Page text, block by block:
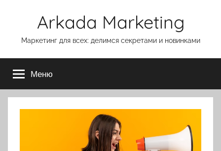
Arkada Marketing
Маркетинг для всех: делимся секретами и новинками
Меню